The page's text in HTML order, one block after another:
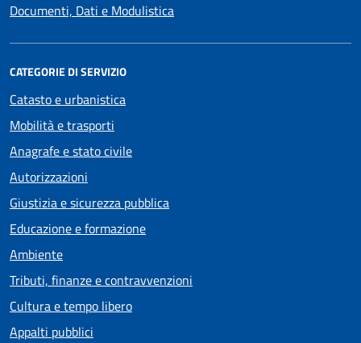
Documenti, Dati e Modulistica
CATEGORIE DI SERVIZIO
Catasto e urbanistica
Mobilità e trasporti
Anagrafe e stato civile
Autorizzazioni
Giustizia e sicurezza pubblica
Educazione e formazione
Ambiente
Tributi, finanze e contravvenzioni
Cultura e tempo libero
Appalti pubblici